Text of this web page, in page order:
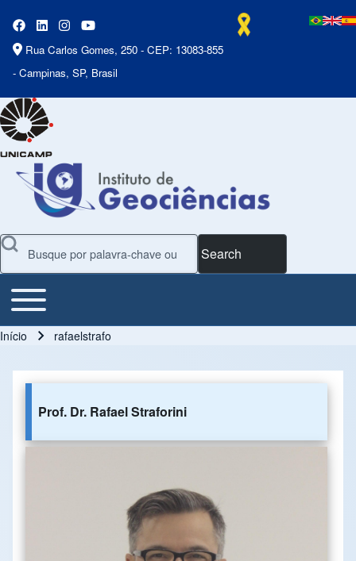
Rua Carlos Gomes, 250 - CEP: 13083-855
- Campinas, SP, Brasil
Search
Main Menu
Toggle main menu
Início rafaelstrafo
Prof. Dr. Rafael Straforini